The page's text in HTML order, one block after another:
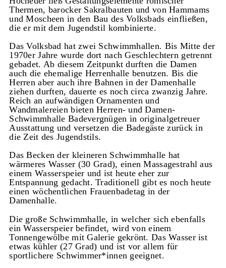
Thermen, barocker Sakralbauten und von Hammams
und Moscheen in den Bau des Volksbads einfließen,
die er mit dem Jugendstil kombinierte.
Das Volksbad hat zwei Schwimmhallen. Bis Mitte der
1970er Jahre wurde dort nach Geschlechtern getrennt
gebadet. Ab diesem Zeitpunkt durften die Damen
auch die ehemalige Herrenhalle benutzen. Bis die
Herren aber auch ihre Bahnen in der Damenhalle
ziehen durften, dauerte es noch circa zwanzig Jahre.
Reich an aufwändigen Ornamenten und
Wandmalereien bieten Herren- und Damen-
Schwimmhalle Badevergnügen in originalgetreuer
Ausstattung und versetzen die Badegäste zurück in
die Zeit des Jugendstils.
Das Becken der kleineren Schwimmhalle hat
wärmeres Wasser (30 Grad), einen Massagestrahl aus
einem Wasserspeier und ist heute eher zur
Entspannung gedacht. Traditionell gibt es noch heute
einen wöchentlichen Frauenbadetag in der
Damenhalle.
Die große Schwimmhalle, in welcher sich ebenfalls
ein Wasserspeier befindet, wird von einem
Tonnengewölbe mit Galerie gekrönt. Das Wasser ist
etwas kühler (27 Grad) und ist vor allem für
sportlichere Schwimmer*innen geeignet.